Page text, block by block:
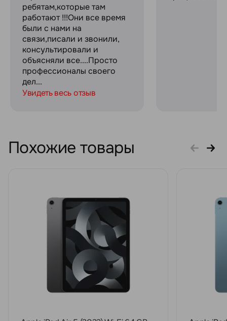
ребятам,которые там
работают !!!Они все время
были с нами на
связи,писали и звонили,
консультировали и
объясняли все....Просто
профессионалы своего
дел...
Увидеть весь отзыв
Похожие товары